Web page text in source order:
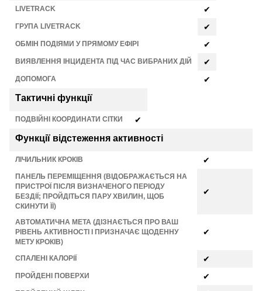
LIVETRACK ✔
ГРУПА LIVETRACK ✔
ОБМІН ПОДІЯМИ У ПРЯМОМУ ЕФІРІ ✔
ВИЯВЛЕННЯ ІНЦИДЕНТА ПІД ЧАС ВИБРАНИХ ДІЙ ✔
ДОПОМОГА ✔
Тактичні функції
ПОДВІЙНІ КООРДИНАТИ СІТКИ ✔
Функції відстеження активності
ЛІЧИЛЬНИК КРОКІВ ✔
ПАНЕЛЬ ПЕРЕМІЩЕННЯ (ВІДОБРАЖАЄТЬСЯ НА
ПРИСТРОЇ ПІСЛЯ ВИЗНАЧЕНОГО ПЕРІОДУ
БЕЗДІЇ; ПРОЙДІТЬСЯ ПАРУ ХВИЛИН, ЩОБ
СКИНУТИ ЇЇ)
✔
АВТОМАТИЧНА МЕТА (ДІЗНАЄТЬСЯ ПРО ВАШ
РІВЕНЬ АКТИВНОСТІ І ПРИЗНАЧАЄ ЩОДЕННУ
МЕТУ КРОКІВ)
✔
СПАЛЕНІ КАЛОРІЇ ✔
ПРОЙДЕНІ ПОВЕРХИ ✔